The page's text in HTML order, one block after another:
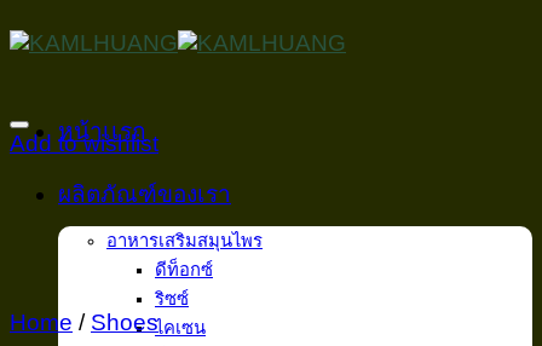
to
หน้าเเรก
ผลิตภัณฑ์ของเรา
อาหารเสริมสมุนไพร
ดีท็อกซ์
ริซซ์
ไคเซน
Add to wishlist
Home / Shoes